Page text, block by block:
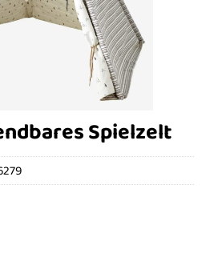
Spielzelt